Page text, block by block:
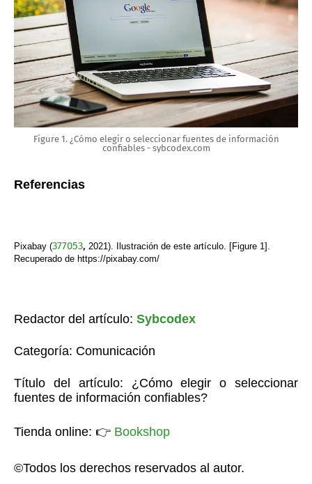
Figure 1. ¿Cómo elegir o seleccionar fuentes de información
confiables - sybcodex.com
Referencias
Pixabay (377053, 2021). Ilustración de este artículo. [Figure 1].
Recuperado de https://pixabay.com/
Redactor del artículo: Sybcodex
Categoría: Comunicación
Título del artículo: ¿Cómoelegir o seleccionar
fuentes de información confiables?
Tienda online: 👉 Bookshop
©Todos los derechos reservados al autor.